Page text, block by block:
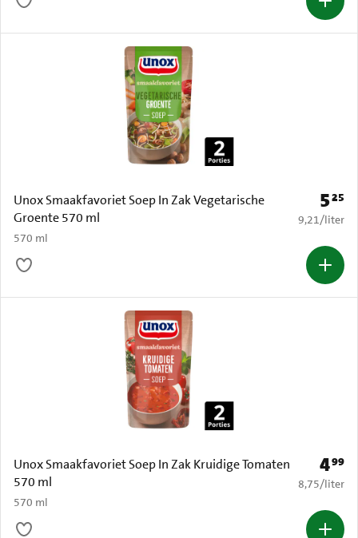
Unox Smaakfavoriet Soep In Zak Vegetarische
Groente 570 ml
570 ml
Prijs:
525
€ 9,21 per
9,21/liter
Unox Smaakfavoriet Soep In Zak Kruidige Tomaten
570 ml
570 ml
Prijs:
499
€ 8,75 per
8,75/liter